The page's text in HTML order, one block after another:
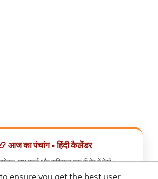
आज का पंचांग • हिंदी कैलेंडर
शुभ मुहूर्त और राशिफल एक ही ऐप में देखें।